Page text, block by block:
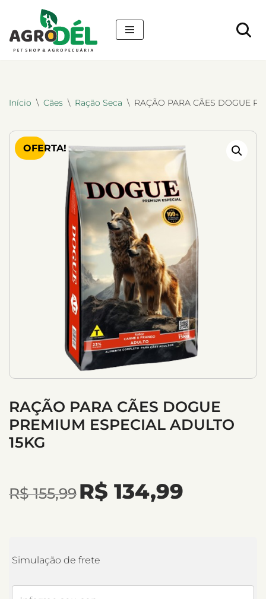
Pular
para
Início \ Cães \ Ração Seca \ RAÇÃO PARA CÃES DOGUE
OFERTA!
RAÇÃO PARA CÃES DOGUE
PREMIUM ESPECIAL ADULTO
15KG
R$155,99 R$ 134,99
Simulação de frete